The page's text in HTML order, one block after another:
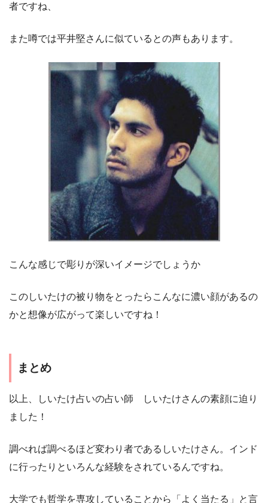
者ですね、
また噂では平井堅さんに似ているとの声もあります。
こんな感じで彫りが深いイメージでしょうか
このしいたけの被り物をとったらこんなに濃い顔があるの
かと想像が広がって楽しいですね！
まとめ
以上、しいたけ占いの占い師 しいたけさんの素顔に迫り
ました！
調べれば調べるほど変わり者であるしいたけさん。インド
に行ったりといろんな経験をされているんですね。
大学でも哲学を専攻していることから「よく当たる」と言